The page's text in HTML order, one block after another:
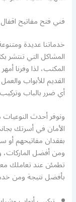
فني فتح مفاتيح
خدماتنا عديدة
المشاكل التي تنتشر
المكتب، لذا وفرنا
القديم للأبواب
أي ضرر بالباب
ونوفر أحدث
الأمان في أسرتك
بفقدان مفاتيحهم أو
ومن أفضل
تطمئن عند تعاملك
بأفضل نتيجة ومن